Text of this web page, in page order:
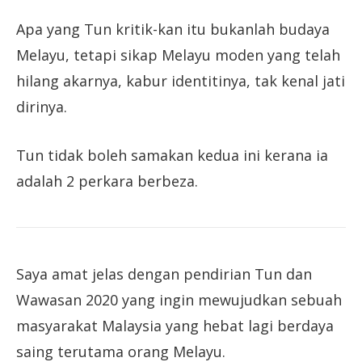
Apa yang Tun kritik-kan itu bukanlah budaya
Melayu, tetapi sikap Melayu moden yang telah
hilang akarnya, kabur identitinya, tak kenal jati
dirinya.
Tun tidak boleh samakan kedua ini kerana ia
adalah 2 perkara berbeza.
Saya amat jelas dengan pendirian Tun dan
Wawasan 2020 yang ingin mewujudkan sebuah
masyarakat Malaysia yang hebat lagi berdaya
saing terutama orang Melayu.